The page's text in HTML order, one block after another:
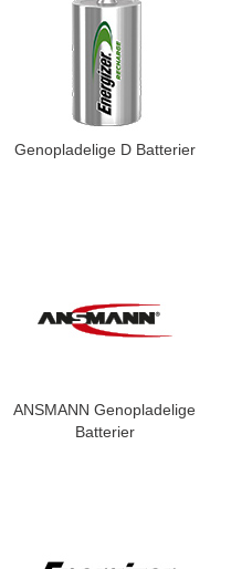
Genopladelige D Batterier
ANSMANN Genopladelige
Batterier